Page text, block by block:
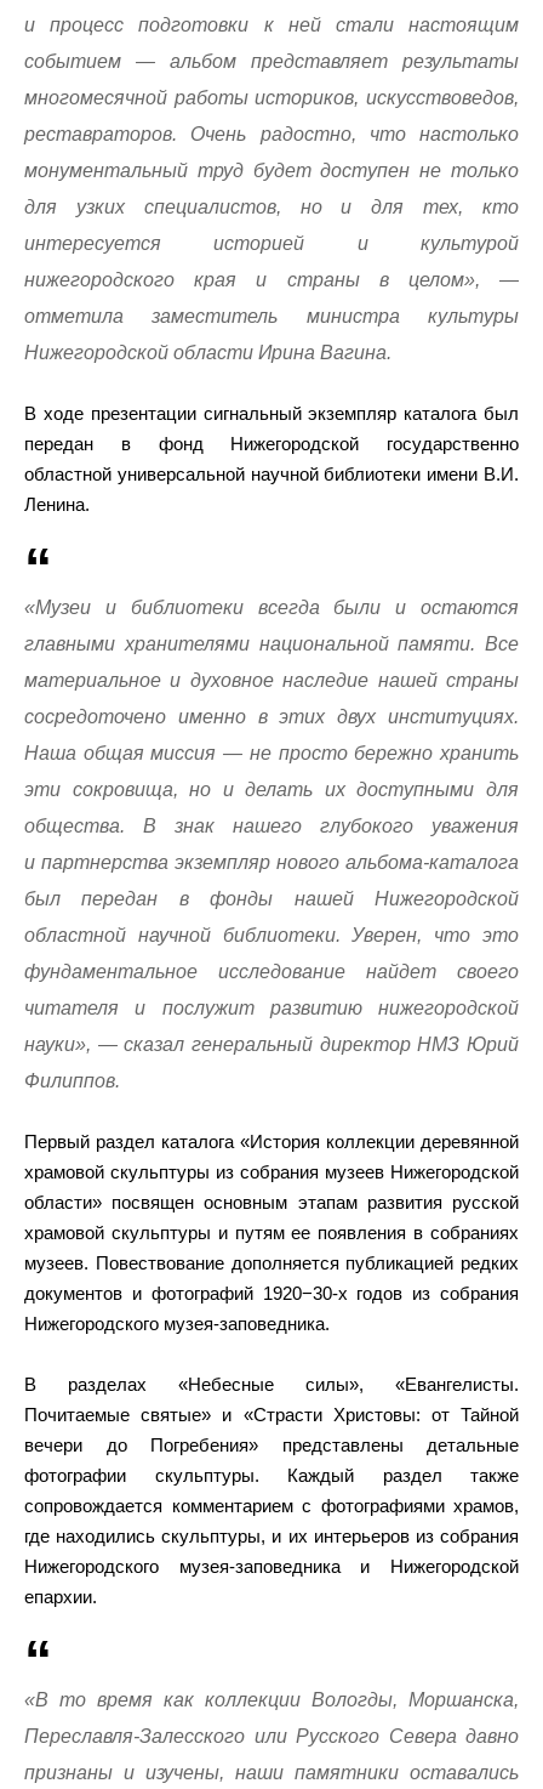
и процесс подготовки к ней стали настоящим
событием — альбом представляет результаты
многомесячной работы историков, искусствоведов,
реставраторов. Очень радостно, что настолько
монументальный труд будет доступен не только
для узких специалистов, но и для тех, кто
интересуется историей и культурой
нижегородского края и страны в целом», —
отметила заместитель министра культуры
Нижегородской области Ирина Вагина.
В ходе презентации сигнальный экземпляр каталога был
передан в фонд Нижегородской государственно
областной универсальной научной библиотеки имени В.И.
Ленина.
«Музеи и библиотеки всегда были и остаются
главными хранителями национальной памяти. Все
материальное и духовное наследие нашей страны
сосредоточено именно в этих двух институциях.
Наша общая миссия — не просто бережно хранить
эти сокровища, но и делать их доступными для
общества. В знак нашего глубокого уважения
и партнерства экземпляр нового альбома-каталога
был передан в фонды нашей Нижегородской
областной научной библиотеки. Уверен, что это
фундаментальное исследование найдет своего
читателя и послужит развитию нижегородской
науки», — сказал генеральный директор НМЗ Юрий
Филиппов.
Первый раздел каталога «История коллекции деревянной
храмовой скульптуры из собрания музеев Нижегородской
области» посвящен основным этапам развития русской
храмовой скульптуры и путям ее появления в собраниях
музеев. Повествование дополняется публикацией редких
документов и фотографий 1920−30-х годов из собрания
Нижегородского музея-заповедника.
В разделах «Небесные силы», «Евангелисты.
Почитаемые святые» и «Страсти Христовы: от Тайной
вечери до Погребения» представлены детальные
фотографии скульптуры. Каждый раздел также
сопровождается комментарием с фотографиями храмов,
где находились скульптуры, и их интерьеров из собрания
Нижегородского музея-заповедника и Нижегородской
епархии.
«В то время как коллекции Вологды, Моршанска,
Переславля-Залесского или Русского Севера давно
признаны и изучены, наши памятники оставались